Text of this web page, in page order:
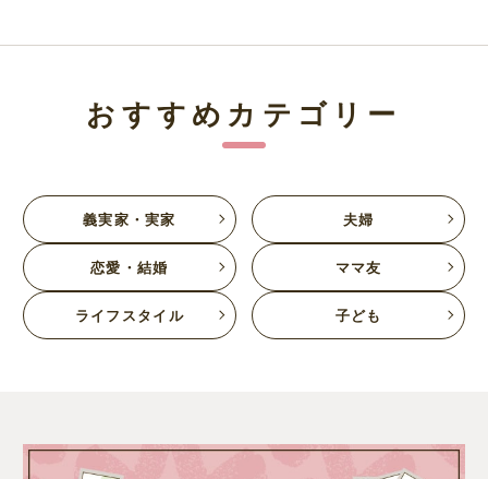
おすすめカテゴリー
義実家・実家 夫婦
恋愛・結婚 ママ友
ライフスタイル 子ども